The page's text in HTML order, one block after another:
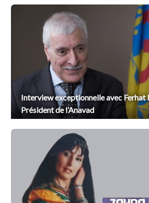
Interview exceptionnelle avec Ferhat
Président de l’Anavad